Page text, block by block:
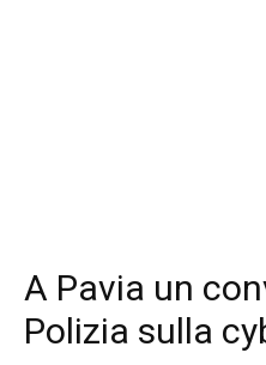
A Pavia un
Polizia sulla